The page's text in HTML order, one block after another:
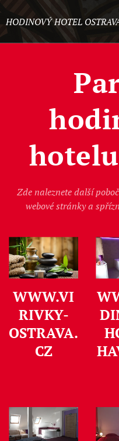
HODINOVÝ HOTEL
Zde naleznete další
webové stránky a
WWW.VI
RIVKY-
OSTRAVA.
CZ